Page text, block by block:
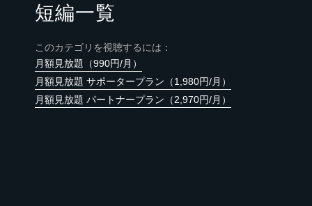
短編一覧
このカテゴリを視聴するには：
月額見放題（990円/月）
月額見放題 サポータープラン（1,980円/月）
月額見放題 パートナープラン（2,970円/月）